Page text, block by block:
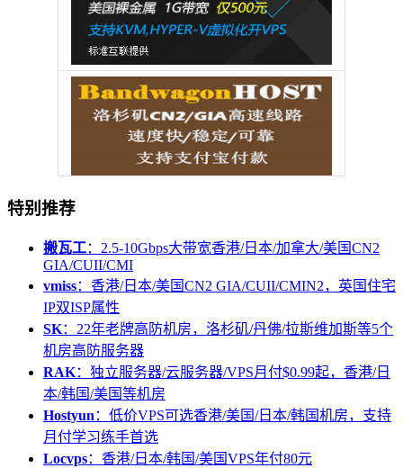
特别推荐
搬瓦工：2.5-10Gbps大带宽香港/日本/加拿大/美国CN2
GIA/CUII/CMI
vmiss：香港/日本/美国CN2 GIA/CUII/CMIN2，英国住宅
IP双ISP属性
SK：22年老牌高防机房，洛杉矶/丹佛/拉斯维加斯等5个
机房高防服务器
RAK：独立服务器/云服务器/VPS月付$0.99起，香港/日
本/韩国/美国等机房
Hostyun ：低价VPS可选香港/美国/日本/韩国机房，支持
月付学习练手首选
Locvps：香港/日本/韩国/美国VPS年付80元